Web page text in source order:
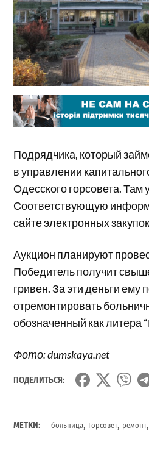
Подрядчика, который
в управлении
Одесского горсовета. Там
Соответствующую
сайте электронных закупок
Аукцион планируют
Победитель получит
гривен. За эти деньги ему
отремонтировать
обозначенный как литера
Фото: dumskaya.net
ПОДЕЛИТЬСЯ:
МЕТКИ: больница, Горсовет, ремонт